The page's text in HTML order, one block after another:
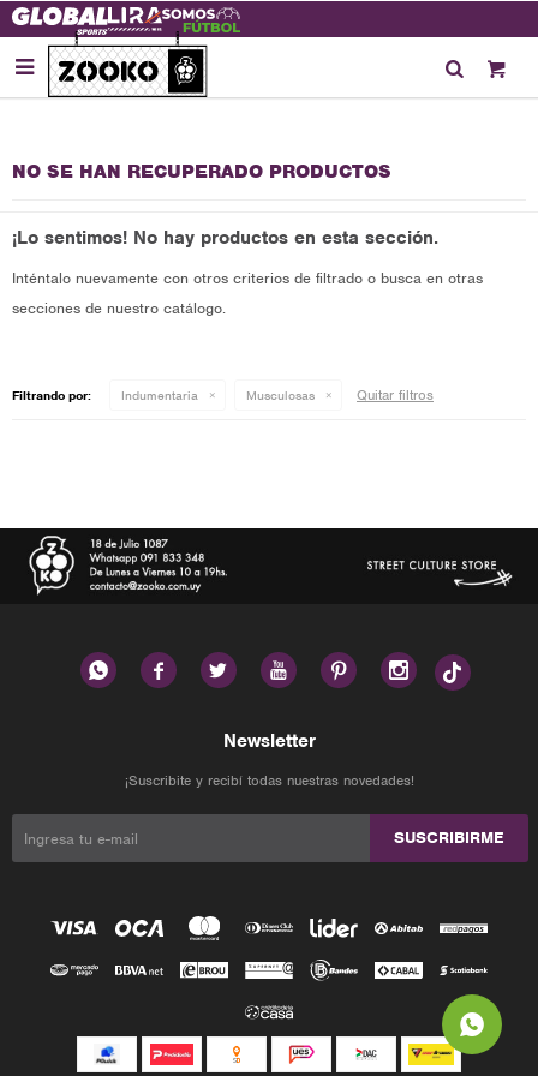

NO SE HAN RECUPERADO PRODUCTOS
¡Lo sentimos! No hay productos en esta sección.
Inténtalo nuevamente con otros criterios de filtrado o busca en otras
secciones de nuestro catálogo.
Filtrando por: Indumentaria Musculosas Quitar filtros
     
Newsletter
¡Suscribite y recibí todas nuestras novedades!
SUSCRIBIRME